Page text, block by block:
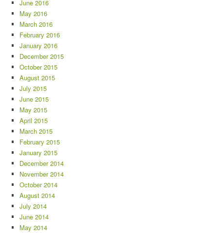
June 2016
May 2016
March 2016
February 2016
January 2016
December 2015
October 2015
August 2015
July 2015
June 2015
May 2015
April 2015
March 2015
February 2015
January 2015
December 2014
November 2014
October 2014
August 2014
July 2014
June 2014
May 2014